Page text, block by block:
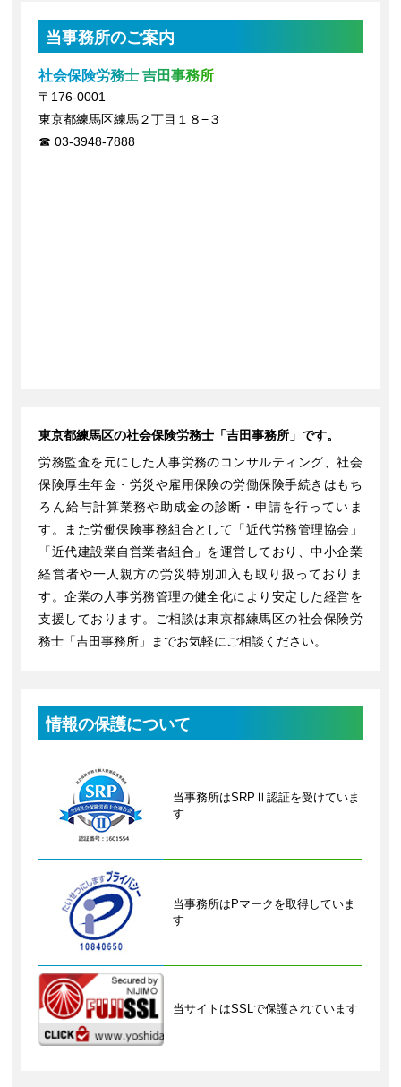
当事務所のご案内
社会保険労務士 吉田事務所
〒176-0001
東京都練馬区練馬２丁目１８−３
03-3948-7888
東京都練馬区の社会保険労務士「吉田事務所」です。
労務監査を元にした人事労務のコンサルティング、社会
保険厚生年金・労災や雇用保険の労働保険手続きはもち
ろん給与計算業務や助成金の診断・申請を行っていま
す。また労働保険事務組合として「近代労務管理協会」
「近代建設業自営業者組合」を運営しており、中小企業
経営者や一人親方の労災特別加入も取り扱っておりま
す。企業の人事労務管理の健全化により安定した経営を
支援しております。ご相談は東京都練馬区の社会保険労
務士「吉田事務所」までお気軽にご相談ください。
情報の保護について
当事務所はSRPⅡ認証を受けていま
す
当事務所はPマークを取得していま
す
当サイトはSSLで保護されています